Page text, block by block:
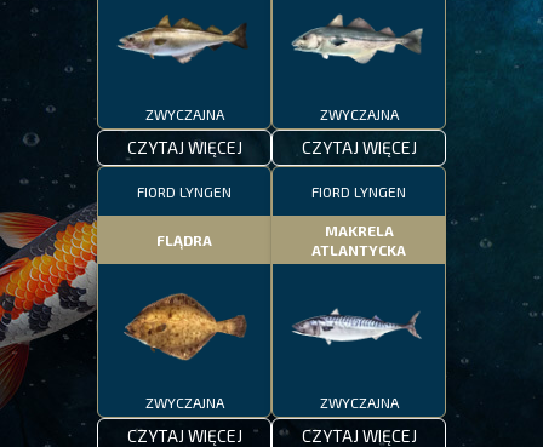
ZWYCZAJNA
CZYTAJ WIĘCEJ
ZWYCZAJNA
CZYTAJ WIĘCEJ
FIORD LYNGEN
FLĄDRA
ZWYCZAJNA
CZYTAJ WIĘCEJ
FIORD LYNGEN
MAKRELA
ATLANTYCKA
ZWYCZAJNA
CZYTAJ WIĘCEJ